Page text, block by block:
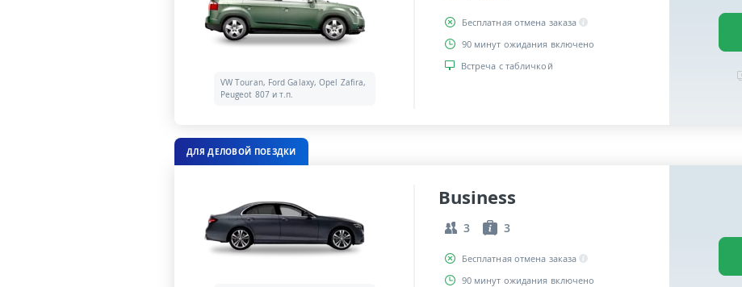
VW Touran, Ford Galaxy, Opel Zafira,
Peugeot 807 и т.п.
Бесплатная отмена заказа
90 минут ожидания включено
Встреча с табличкой
ДЛЯ ДЕЛОВОЙ ПОЕЗДКИ
Business
3 3
Бесплатная отмена заказа
90 минут ожидания включено